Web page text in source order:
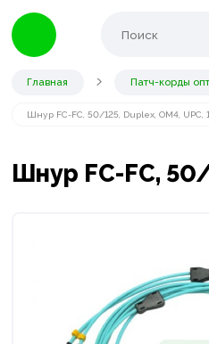
Главная Патч-корды
Шнур FC-FC, 50/125, Duplex, OM4, UPC,
Шнур FC-FC,